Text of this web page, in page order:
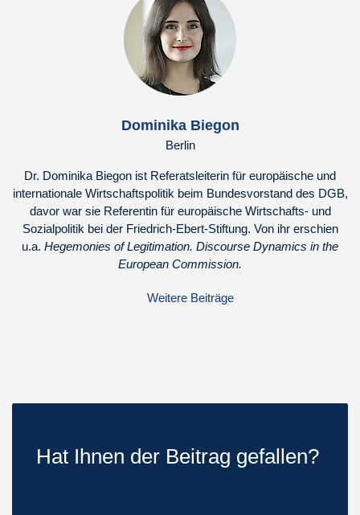
Dominika Biegon
Berlin
Dr. Dominika Biegon ist Referatsleiterin für europäische und
internationale Wirtschaftspolitik beim Bundesvorstand des DGB,
davor war sie Referentin für europäische Wirtschafts- und
Sozialpolitik bei der Friedrich-Ebert-Stiftung. Von ihr erschien
u.a. Hegemonies of Legitimation. Discourse Dynamics in the
European Commission.
Weitere Beiträge
Hat Ihnen der Beitrag gefallen?